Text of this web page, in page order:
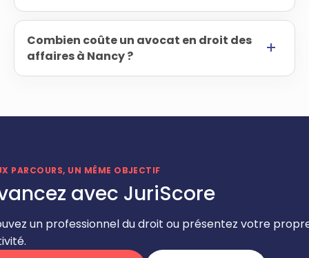
Combien coûte un avocat en droit des
affaires à Nancy ?
PARCOURS, UN MÊME OBJECTIF
avec JuriScore
un professionnel du droit ou présentez votre